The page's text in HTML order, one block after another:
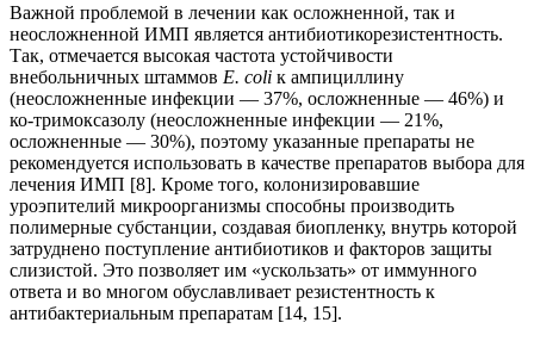
Важной проблемой в лечении как осложненной, так и
неосложненной ИМП является антибиотикорезистентность.
Так, отмечается высокая частота устойчивости
внебольничных штаммов E. coli к ампициллину
(неосложненные инфекции — 37%, осложненные — 46%) и
ко-тримоксазолу (не­осложненные инфекции — 21%,
осложненные — 30%), поэтому указанные препараты не
рекомендуется использовать в качестве препаратов выбора для
лечения ИМП [8]. Кроме того, колонизировавшие
уроэпителий микроорганизмы способны производить
полимерные субстанции, создавая биопленку, внутрь которой
затруднено поступление антибиотиков и факторов защиты
слизистой. Это позволяет им «ускользать» от иммунного
ответа и во многом обуславливает резистентность к
антибактериальным препаратам [14, 15].